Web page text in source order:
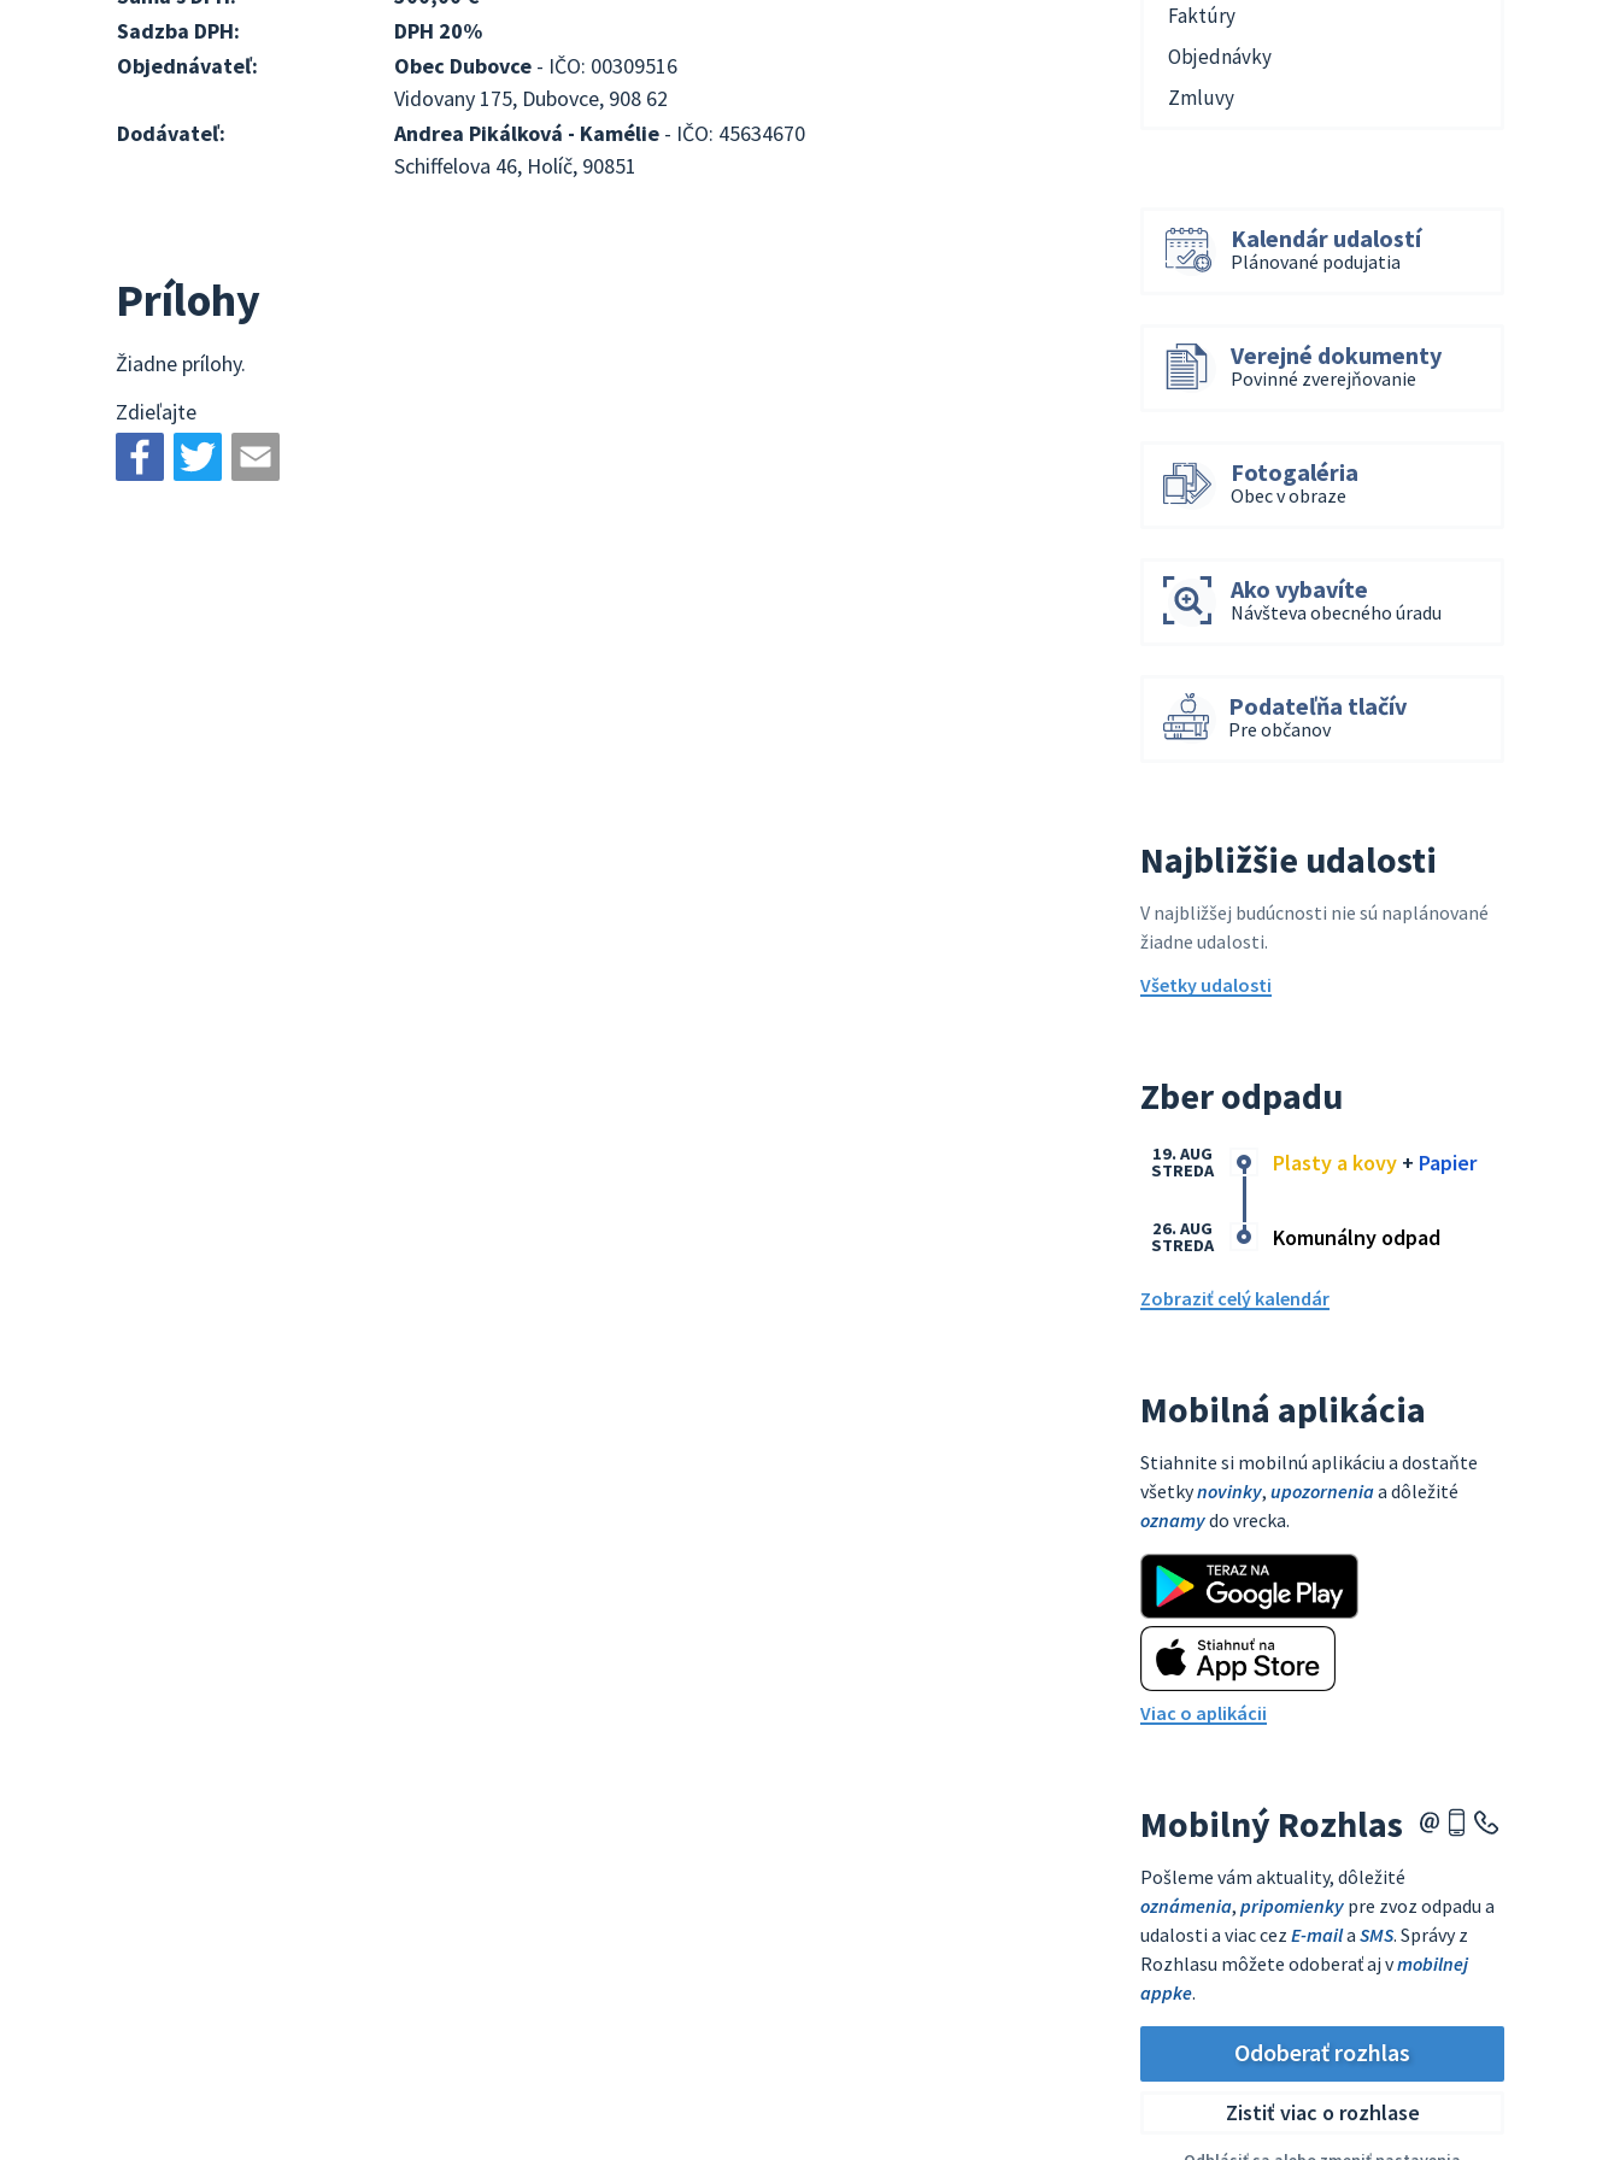
Sadzba DPH:
DPH 20%
Objednávateľ:
Obec Dubovce - IČO: 00309516
Vidovany 175, Dubovce, 908 62
Dodávateľ:
Andrea Pikálková - Kamélie - IČO: 45634670
Schiffelova 46, Holíč, 90851
Prílohy
Žiadne prílohy.
Zdieľajte
Faktúry
Objednávky
Zmluvy
Kalendár udalostí
Plánované podujatia
Verejné dokumenty
Povinné zverejňovanie
Fotogaléria
Obec v obraze
Ako vybavíte
Návšteva obecného úradu
Podateľňa tlačív
Pre občanov
Najbližšie udalosti
V najbližšej budúcnosti nie sú naplánované
žiadne udalosti.
Všetky udalosti
Zber odpadu
Plasty a kovy + Papier
19. AUG
STREDA
Komunálny odpad
26. AUG
STREDA
Zobraziť celý kalendár
Mobilná aplikácia
Stiahnite si mobilnú aplikáciu a dostaňte
všetkynovinky, upozorneniaa dôležité
oznamydo vrecka.
Viac o aplikácii
Mobilný Rozhlas
Pošleme vám aktuality, dôležité
oznámenia, pripomienky pre zvoz odpadu a
udalosti a viac cez E-maila SMS. Správy z
Rozhlasu môžete odoberať aj vmobilnej
appke.
Odoberať rozhlas
Zistiť viac o rozhlase